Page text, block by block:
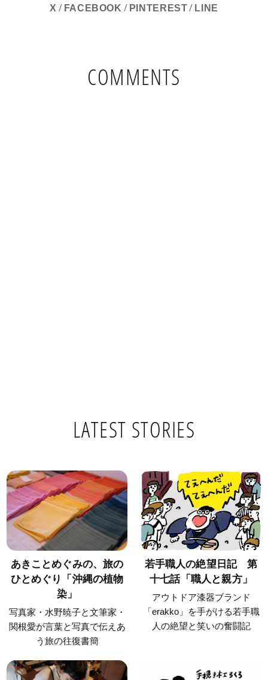
X / FACEBOOK / PINTEREST/ LINE
COMMENTS
LATEST STORIES
あきことめぐみの、旅の
ひとめぐり「沖縄の植物
染」
写真家・水野暁子と文筆家・
関根愛が言葉と写真で伝えあ
う旅の往復書簡
若手職人の絶望日記 第
十七話「職人と親方」
アウトドア漆器ブランド
「erakko」を手がける若手職
人の絶望と笑いの奮闘記